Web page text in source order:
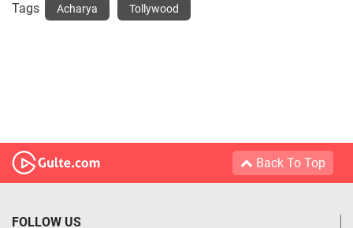
Tags Acharya Tollywood
Back To Top
FOLLOW US